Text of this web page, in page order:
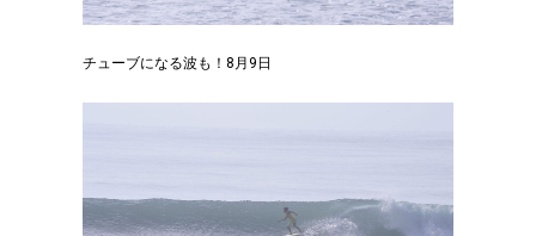
チューブになる波も！8月9日